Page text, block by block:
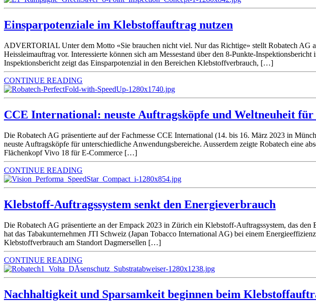
Einsparpotenziale im Klebstoffauftrag nutzen
ADVERTORIAL Unter dem Motto «Sie brauchen nicht viel. Nur das Richtige» stellt Robatech AG
Heissleimauftrag vor. Interessierte können sich am Messestand über den 8-Punkte-
Inspektionsbericht zeigt das Einsparpotenzial in den Bereichen Klebstoffverbrauch, […]
CONTINUE READING
CCE International: neuste Auftragsköpfe und Weltneuheit für
Die Robatech AG präsentierte auf der Fachmesse CCE International (14. bis 16. März 2023 in
neuste Auftragsköpfe für unterschiedliche Anwendungsbereiche. Ausserdem zeigte Robatech eine
Flächenkopf Vivo 18 für E-Commerce […]
CONTINUE READING
Klebstoff-Auftragssystem senkt den Energieverbrauch
Die Robatech AG präsentierte an der Empack 2023 in Zürich ein Klebstoff-Auftragssystem, das
hat das Tabakunternehmen JTI Schweiz (Japan Tobacco International AG) bei einem
Klebstoffverbrauch am Standort Dagmersellen […]
CONTINUE READING
Nachhaltigkeit und Sparsamkeit beginnen beim